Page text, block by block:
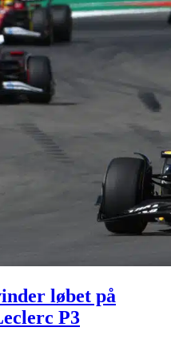
løbet på
P3